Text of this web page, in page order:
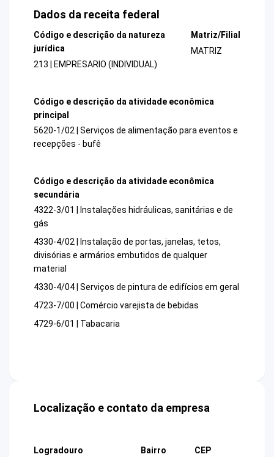
Dados da receita federal
Código e descrição da natureza
jurídica
213 | EMPRESARIO (INDIVIDUAL)
Matriz/Filial
MATRIZ
Código e descrição da atividade econômica
principal
5620-1/02 | Serviços de alimentação para eventos e
recepções - bufê
Código e descrição da atividade econômica
secundária
4322-3/01 | Instalações hidráulicas, sanitárias e de
gás
4330-4/02 | Instalação de portas, janelas, tetos,
divisórias e armários embutidos de qualquer
material
4330-4/04 | Serviços de pintura de edifícios em geral
4723-7/00 | Comércio varejista de bebidas
4729-6/01 | Tabacaria
Localização e contato da empresa
Logradouro
Bairro
CEP